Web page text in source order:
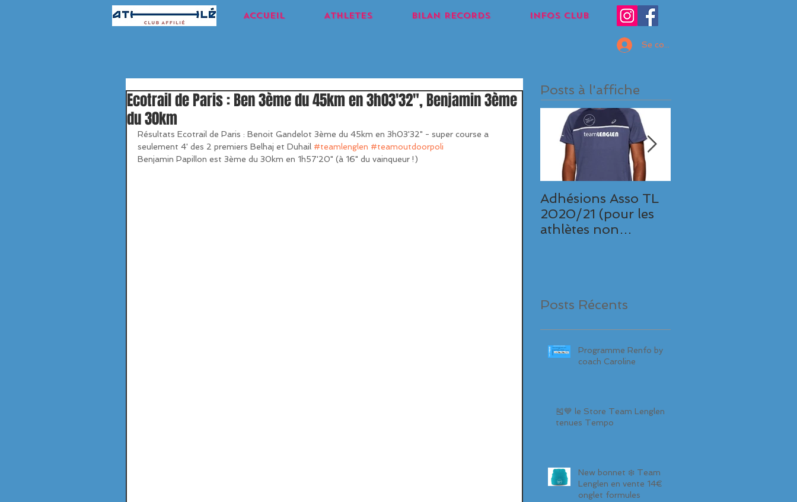
ACCUEIL ATHLETES BILAN RECORDS INFOS CLUB
Se connecter
Ecotrail de Paris : Ben 3ème du 45km en 3h03'32", Benjamin 3ème
du 30km
Résultats Ecotrail de Paris : Benoit Gandelot 3ème du 45km en 3h03'32" - super course a
seulement 4' des 2 premiers Belhaj et Duhail #teamlenglen #teamoutdoorpoli
Benjamin Papillon est 3ème du 30km en 1h57'20" (à 16" du vainqueur !)
Posts à l'affiche
Adhésions Asso TL
2020/21 (pour les
athlètes non
Posts Récents
Programme Renfo by
coach Caroline
🎽💙 le Store Team Lenglen
tenues Tempo
New bonnet ❄️ Team
Lenglen en vente 14€
onglet formules